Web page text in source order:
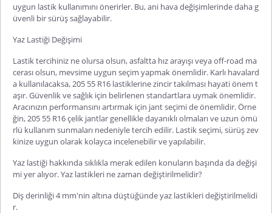
uygun lastik kullanımını önerirler. Bu, ani hava değişimlerinde daha g
üvenli bir sürüş sağlayabilir.
Yaz Lastiği Değişimi
Lastik tercihiniz ne olursa olsun, asfaltta hız arayışı veya off-road ma
cerası olsun, mevsime uygun seçim yapmak önemlidir. Karlı havalard
a kullanılacaksa, 205 55 R16 lastiklerine zincir takılması hayati önem t
aşır. Güvenlik ve sağlık için belirlenen standartlara uymak önemlidir.
Aracınızın performansını artırmak için jant seçimi de önemlidir. Örne
ğin, 205 55 R16 çelik jantlar genellikle dayanıklı olmaları ve uzun ömü
rlü kullanım sunmaları nedeniyle tercih edilir. Lastik seçimi, sürüş zev
kinize uygun olarak kolayca incelenebilir ve yapılabilir.
Yaz lastiği hakkında sıklıkla merak edilen konuların başında da değişi
mi yer alıyor. Yaz lastikleri ne zaman değiştirilmelidir?
Diş derinliği 4 mm'nin altına düştüğünde yaz lastikleri değiştirilmelidi
r.